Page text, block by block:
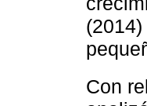
Con